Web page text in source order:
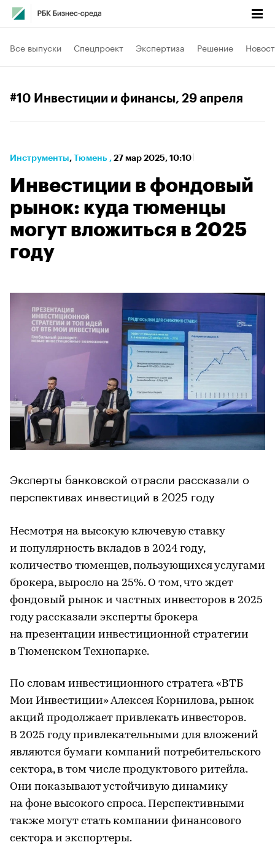
Все выпуски Спецпроект Экспертиза Решение
#10 Инвестиции и финансы, 29 апреля
Инструменты⁠, Тюмень , 27 мар 2025, 10:10
Инвестиции в фондовый
рынок: куда тюменцы
могут вложиться в 2025
году
Эксперты банковской отрасли рассказали о
перспективах инвестиций в 2025 году
Несмотря на высокую ключевую ставку
и популярность вкладов в 2024 году,
количество тюменцев, пользующихся услугами
брокера, выросло на 25%. О том, что ждет
фондовый рынок и частных инвесторов в 2025
году рассказали эксперты брокера
на презентации инвестиционной стратегии
в Тюменском Технопарке.
По словам инвестиционного стратега «ВТБ
Мои Инвестиции» Алексея Корнилова, рынок
акций продолжает привлекать инвесторов.
В 2025 году привлекательными для вложений
являются бумаги компаний потребительского
сектора, в том числе продуктового ритейла.
Они показывают устойчивую динамику
на фоне высокого спроса. Перспективными
также могут стать компании финансового
сектора и экспортеры.